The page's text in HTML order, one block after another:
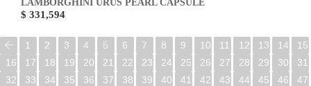
LAMBORGHINI URUS PEARL CAPSULE
$ 331,594
1 2 3 4 5 6 7 8 9 10 11 12 13 14
15
16
17 18 19 20 21 22 23 24 25 26 27 28 29 30
31
32
33 34 35 36 37 38 39 40 41 42 43 44 45 46
47